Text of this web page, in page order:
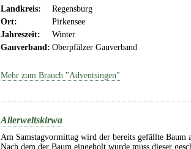
Landkreis:
Regensburg
Ort:
Pirkensee
Jahreszeit:
Winter
Gauverband: Oberpfälzer Gauverband
Mehr zum Brauch "Adventsingen"
Allerweltskirwa
Am Samstagvormittag wird der bereits gefällte Baum
Nach dem der Baum eingeholt wurde muss dieser